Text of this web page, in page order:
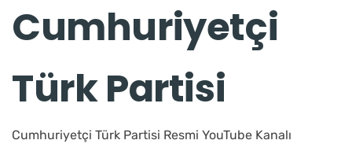
Cumhuriyetçi
Türk Partisi
Cumhuriyetçi Türk Partisi Resmi YouTube Kanalı